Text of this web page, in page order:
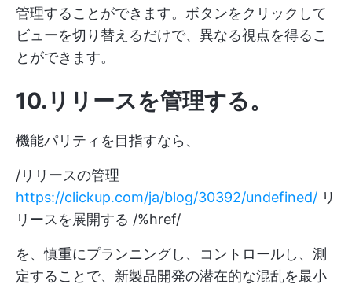
管理することができます。ボタンをクリックして
ビューを切り替えるだけで、異なる視点を得るこ
とができます。
10.リリースを管理する。
機能パリティを目指すなら、
/リリースの管理
https://clickup.com/ja/blog/30392/undefined/ リ
リースを展開する /%href/
を、慎重にプランニングし、コントロールし、測
定することで、新製品開発の潜在的な混乱を最小